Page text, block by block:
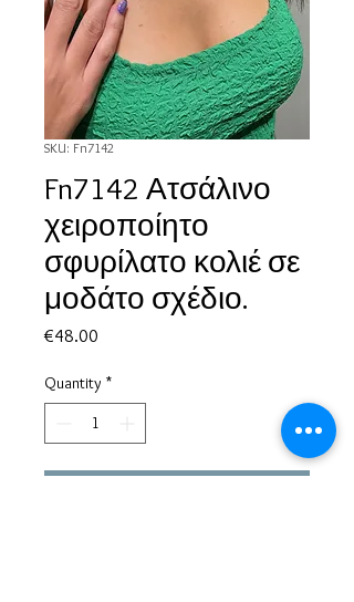
SKU: Fn7142
Fn7142 Ατσάλινο
χειροποίητο
σφυρίλατο κολιέ σε
μοδάτο σχέδιο.
€48.00
Quantity *